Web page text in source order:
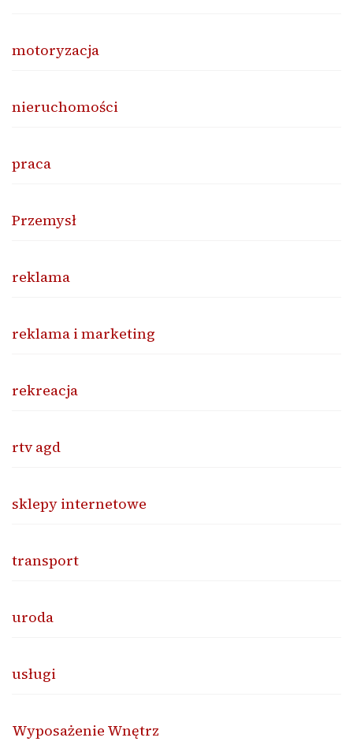
motoryzacja
nieruchomości
praca
Przemysł
reklama
reklama i marketing
rekreacja
rtv agd
sklepy internetowe
transport
uroda
usługi
Wyposażenie Wnętrz